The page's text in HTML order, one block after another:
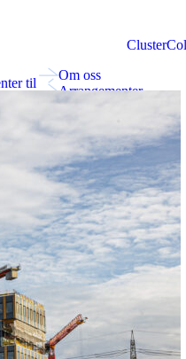
Cluster
til
Om oss
Arrangementer
Collektivet
Annonsering og
Kontakt oss